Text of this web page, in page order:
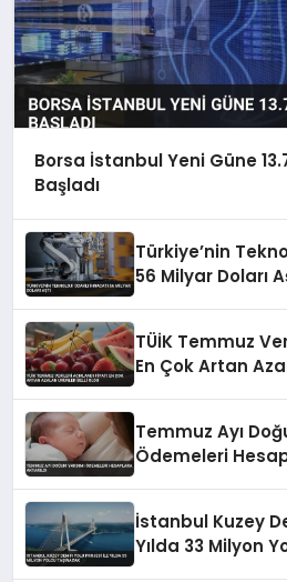
Borsa İstanbul Yeni Güne
Başladı
Türkiye’nin
56 Milyar Doları
TÜİK Temmuz
En Çok Artan
Temmuz Ayı
Ödemeleri
İstanbul Kuzey
Yılda 33 Milyon